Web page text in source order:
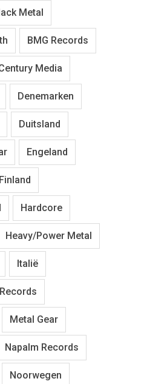
Metal
BMG Records
Media
Denemarken
Duitsland
Engeland
Finland
Hardcore
Heavy/Power Metal
Italië
Metal Gear
Napalm Records
Noorwegen